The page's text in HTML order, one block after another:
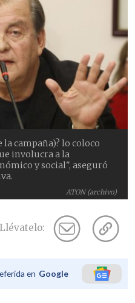
ATON (archivo)
la campaña)? lo coloco
involucra a la
y social", aseguró
Llévatelo:
en Google